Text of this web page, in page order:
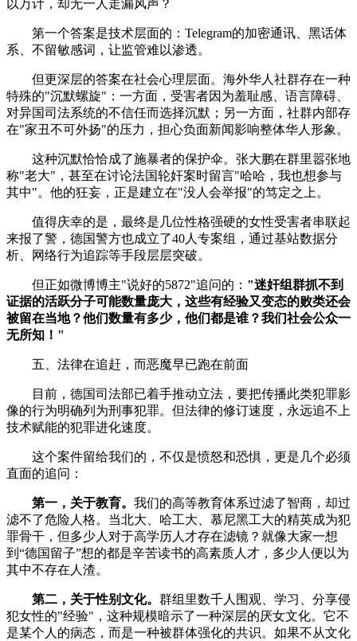
以万计，却无一人走漏风声？
第一个答案是技术层面的：Telegram的加密通讯、黑话体
系、不留敏感词，让监管难以渗透。
但更深层的答案在社会心理层面。海外华人社群存在一种
特殊的"沉默螺旋"：一方面，受害者因为羞耻感、语言障碍、
对异国司法系统的不信任而选择沉默；另一方面，社群内部存
在"家丑不可外扬"的压力，担心负面新闻影响整体华人形象。
这种沉默恰恰成了施暴者的保护伞。张大鹏在群里嚣张地
称"老大"，甚至在讨论法国轮奸案时留言"哈哈，我也想参与
其中"。他的狂妄，正是建立在"没人会举报"的笃定之上。
值得庆幸的是，最终是几位性格强硬的女性受害者串联起
来报了警，德国警方也成立了40人专案组，通过基站数据分
析、网络行为追踪等手段层层突破。
但正如微博博主"说好的5872"追问的： "迷奸组群抓不到
证据的活跃分子可能数量庞大，这些有经验又变态的败类还会
被留在当地？他们数量有多少，他们都是谁？我们社会公众一
无所知！"
五、法律在追赶，而恶魔早已跑在前面
目前，德国司法部已着手推动立法，要把传播此类犯罪影
像的行为明确列为刑事犯罪。但法律的修订速度，永远追不上
技术赋能的犯罪进化速度。
这个案件留给我们的，不仅是愤怒和恐惧，更是几个必须
直面的追问：
第一，关于教育。 我们的高等教育体系过滤了智商，却过
滤不了危险人格。当北大、哈工大、慕尼黑工大的精英成为犯
罪骨干，但多少人对于高学历人才存在滤镜？就像大家一想
到“德国留子”想的都是辛苦读书的高素质人才，多少人便以为
其中不存在人渣。
第二，关于性别文化。 群组里数千人围观、学习、分享侵
犯女性的"经验"，这种规模暗示了一种深层的厌女文化。它不
是某个人的病态，而是一种被群体强化的共识。如果不从文化